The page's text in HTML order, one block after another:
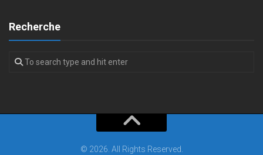
Recherche
© 2026. All Rights Reserved.